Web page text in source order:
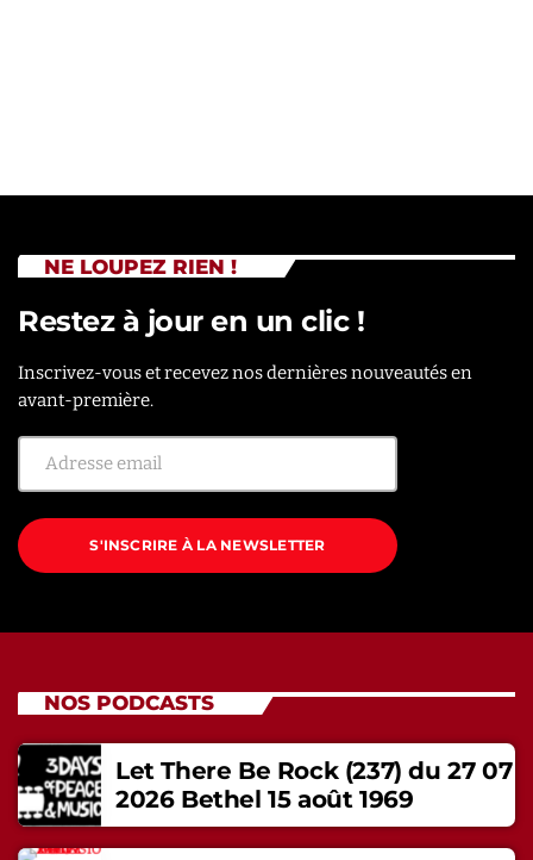
NE LOUPEZ RIEN !
Restez à jour en un clic !
Inscrivez-vous et recevez nos dernières nouveautés en
avant-première.
S'INSCRIRE À LA NEWSLETTER
NOS PODCASTS
Let There Be Rock (237) du 27 07
2026 Bethel 15 août 1969